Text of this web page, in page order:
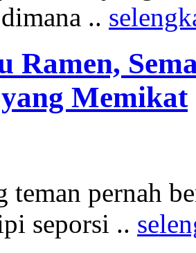
..
Ramen,
yang Memikat
teman pernah
seporsi ..